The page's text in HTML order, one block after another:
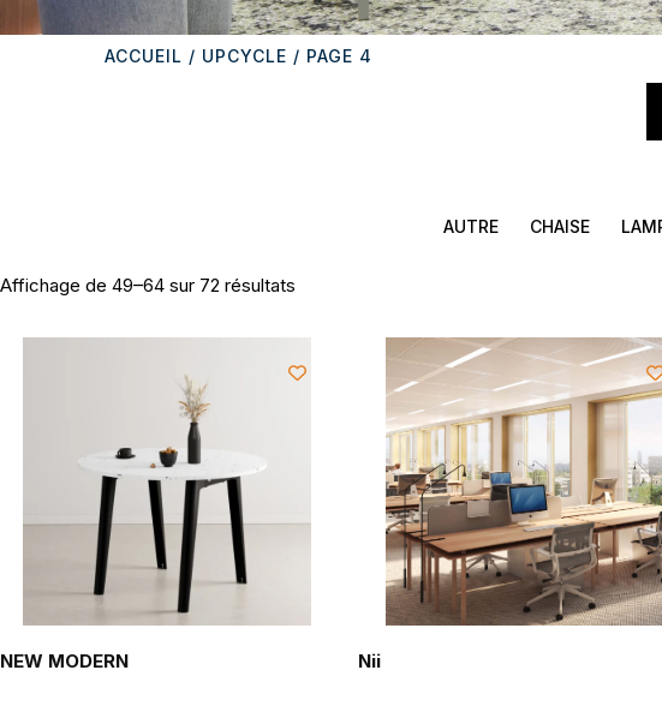
ACCUEIL / UPCYCLE / PAGE 4
AUTRE CHAISE
Affichage de 49–64 sur 72 résultats
NEW MODERN Nii